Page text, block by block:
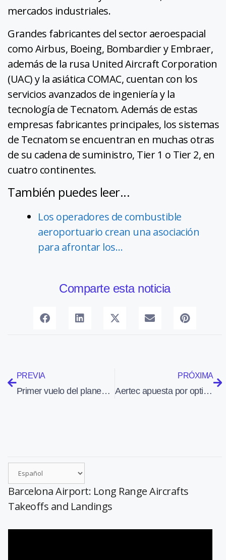
mercados industriales.
Grandes fabricantes del sector aeroespacial
como Airbus, Boeing, Bombardier y Embraer,
además de la rusa United Aircraft Corporation
(UAC) y la asiática COMAC, cuentan con los
servicios avanzados de ingeniería y la
tecnología de Tecnatom. Además de estas
empresas fabricantes principales, los sistemas
de Tecnatom se encuentran en muchas otras
de su cadena de suministro, Tier 1 o Tier 2, en
cuatro continentes.
También puedes leer...
Los operadores de combustible
aeroportuario crean una asociación
para afrontar los…
Comparte esta noticia
PREVIA
Primer vuelo del planeador Perlan 2, que alcanzará en 2016 los 27 km de altura
PRÓXIMA
Aertec apuesta por optimizar la construcción de aeropuertos para lograr que sean más sostenibles
Barcelona Airport: Long Range Aircrafts
Takeoffs and Landings